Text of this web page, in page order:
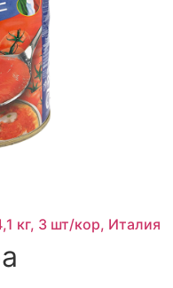
кг, 3 шт/кор, Италия